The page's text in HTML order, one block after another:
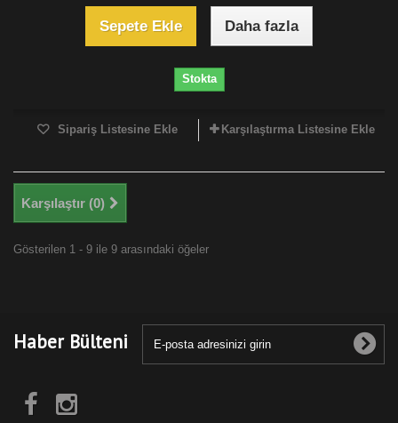
Sepete Ekle Daha fazla
Stokta
Sipariş Listesine Ekle Karşılaştırma Listesine Ekle
Karşılaştır (0)
Gösterilen 1 - 9 ile 9 arasındaki öğeler
Haber Bülteni